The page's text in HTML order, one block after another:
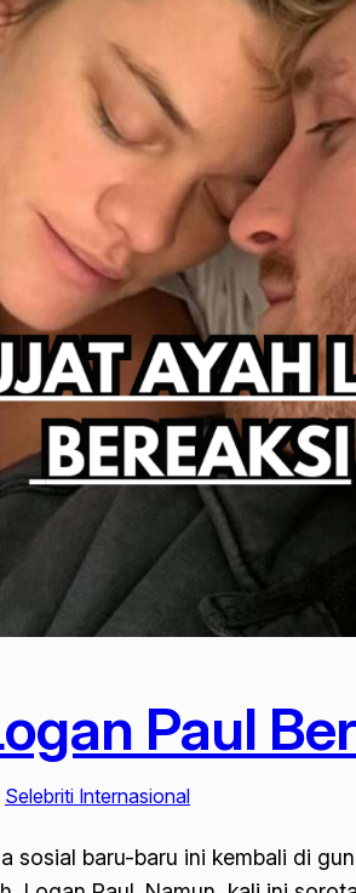
Paul
Selebriti Internasional
sosial baru-baru ini kembali di